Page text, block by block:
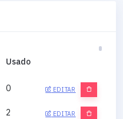
Usado
0 EDITAR
2 EDITAR